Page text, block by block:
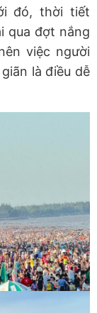
đó, thời tiết
qua đợt nắng
việc người
là điều dễ